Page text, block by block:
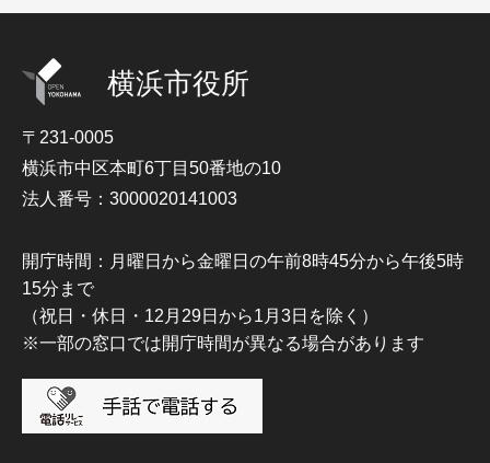
横浜市役所
〒231-0005
横浜市中区本町6丁目50番地の10
法人番号：3000020141003
開庁時間：月曜日から金曜日の午前8時45分から午後5時
15分まで
（祝日・休日・12月29日から1月3日を除く）
※一部の窓口では開庁時間が異なる場合があります